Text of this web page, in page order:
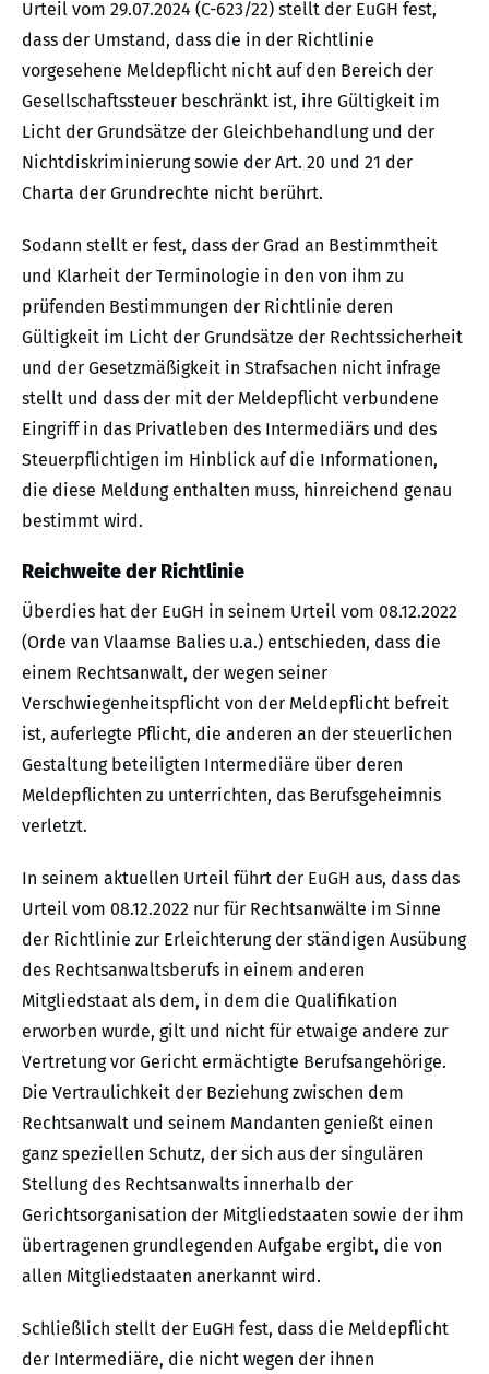
Urteil vom 29.07.2024 (C-623/22) stellt der EuGH fest,
dass der Umstand, dass die in der Richtlinie
vorgesehene Meldepflicht nicht auf den Bereich der
Gesellschaftssteuer beschränkt ist, ihre Gültigkeit im
Licht der Grundsätze der Gleichbehandlung und der
Nichtdiskriminierung sowie der Art. 20 und 21 der
Charta der Grundrechte nicht berührt.
Sodann stellt er fest, dass der Grad an Bestimmtheit
und Klarheit der Terminologie in den von ihm zu
prüfenden Bestimmungen der Richtlinie deren
Gültigkeit im Licht der Grundsätze der Rechtssicherheit
und der Gesetzmäßigkeit in Strafsachen nicht infrage
stellt und dass der mit der Meldepflicht verbundene
Eingriff in das Privatleben des Intermediärs und des
Steuerpflichtigen im Hinblick auf die Informationen,
die diese Meldung enthalten muss, hinreichend genau
bestimmt wird.
Reichweite der Richtlinie
Überdies hat der EuGH in seinem Urteil vom 08.12.2022
(Orde van Vlaamse Balies u.a.) entschieden, dass die
einem Rechtsanwalt, der wegen seiner
Verschwiegenheitspflicht von der Meldepflicht befreit
ist, auferlegte Pflicht, die anderen an der steuerlichen
Gestaltung beteiligten Intermediäre über deren
Meldepflichten zu unterrichten, das Berufsgeheimnis
verletzt.
In seinem aktuellen Urteil führt der EuGH aus, dass das
Urteil vom 08.12.2022 nur für Rechtsanwälte im Sinne
der Richtlinie zur Erleichterung der ständigen Ausübung
des Rechtsanwaltsberufs in einem anderen
Mitgliedstaat als dem, in dem die Qualifikation
erworben wurde, gilt und nicht für etwaige andere zur
Vertretung vor Gericht ermächtigte Berufsangehörige.
Die Vertraulichkeit der Beziehung zwischen dem
Rechtsanwalt und seinem Mandanten genießt einen
ganz speziellen Schutz, der sich aus der singulären
Stellung des Rechtsanwalts innerhalb der
Gerichtsorganisation der Mitgliedstaaten sowie der ihm
übertragenen grundlegenden Aufgabe ergibt, die von
allen Mitgliedstaaten anerkannt wird.
Schließlich stellt der EuGH fest, dass die Meldepflicht
der Intermediäre, die nicht wegen der ihnen